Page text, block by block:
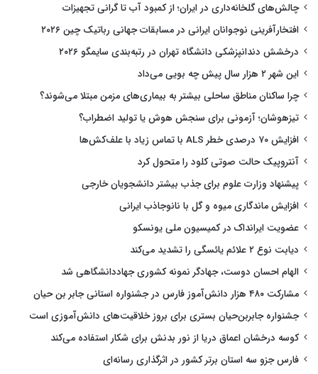
چالش‌های گلخانه‌داری در ایران؛ از کمبود آب تا گرانی تجهیزات
افتخارآفرینی نوجوانان ایرانی در مسابقات جهانی رباتیک چین ۲۰۲۶
درخشش دندانپزشکی دانشگاه تهران در رتبه‌بندی سایمگو ۲۰۲۶
این شهر ۲ هزار سال پیش چه بویی می‌داد
چرا ساکنان مناطق ساحلی بیشتر به بیماری‌های مزمن مبتلا می‌شوند؟
تیزهوشان؛ آزمونی برای سنجش هوش یا تولید اضطراب؟
افزایش ۷۰ درصدی خطر ALS با تماس زیاد با علف‌کش‌ها
آنتروپیک حالت صوتی کلود را متحول کرد
پیشنهاد وزارت علوم برای جذب بیشتر دانشجویان خارجی
افزایش ماندگاری میوه و گل با نانوجاذب ایرانی
عضویت ایرانداک در کمیسیون ملی یونسکو
دیابت نوع ۲ علائم یائسگی را تشدید می‌کند
الهام احسان دوست، جهادگر نمونه کشوری جهاددانشگاهی شد
مشارکت ۴۸۰ هزار دانش‌آموز فارس در جشنواره استانی جابر بن حیان
جشنواره جابربن‌حیان بستری برای بروز خلاقیت‌های دانش‌آموزی است
کوسه درخشان اعماق دریا از نور بدنش برای شکار استفاده می‌کند
فارس جزو سه استان برتر کشور در اثرگذاری رسانه‌ای